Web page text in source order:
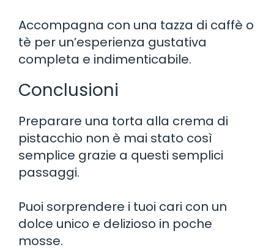
Accompagna con una tazza di caffè o
tè per un’esperienza gustativa
completa e indimenticabile.
Conclusioni
Preparare una torta alla crema di
pistacchio non è mai stato così
semplice grazie a questi semplici
passaggi.
Puoi sorprendere i tuoi cari con un
dolce unico e delizioso in poche
mosse.